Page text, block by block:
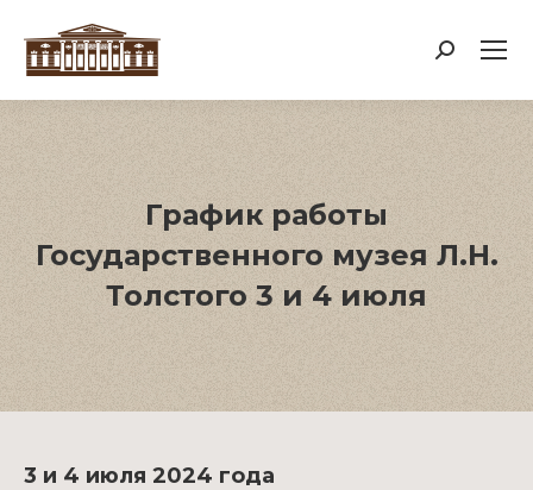
Поиск:
График работы
Государственного музея Л.Н.
Толстого 3 и 4 июля
3 и 4 июля 2024 года